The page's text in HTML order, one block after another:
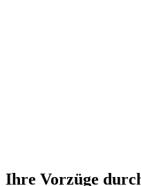
Ihre Vorzüge